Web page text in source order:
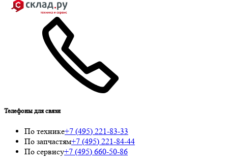
Телефоны для связи
По технике+7 (495) 221-83-33
По запчастям+7 (495) 221-84-44
По сервису+7 (495) 660-50-86